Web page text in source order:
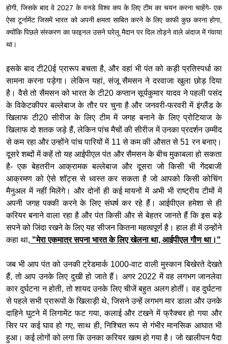
होगी, जिसके बाद वे 2027 के वनडे विश्व कप के लिए टीम का चयन करना चाहेंगे- एक
ऐसा टूर्नामेंट जिसमें भारत को अपनी क्षमता साबित करने के लिए काफी कुछ करना होगा,
क्योंकि पिछले संस्करण का फाइनल उसने घरेलू मैदान पर दिल तोड़ने वाले अंदाज में गंवाया
था।
इसके बाद टी20ई प्रारूप बचता है, और वहां भी पंत को कड़ी प्रतिस्पर्धा का
सामना करना पड़ेगा। लेकिन यहां, संजू सैमसन ने दरवाजा खुला छोड़ दिया
है। वैसे तो सैमसन को भारत के टी20 कप्तान सूर्यकुमार यादव ने पहली पसंद
के विकेटकीपर बल्लेबाज के तौर पर चुना है और जनवरी-फरवरी में इंग्लैंड के
खिलाफ टी20 सीरीज के लिए टीम में जगह बनाने के लिए प्रोटियाज के
खिलाफ दो शतक जड़े हैं, लेकिन पांच मैचों की सीरीज में उनका प्रदर्शन उम्मीद
से कम रहा और उन्होंने पांच पारियों में 11 से कम की औसत से 51 रन बनाए।
दूसरे शब्दों में कहें तो यह आईपीएल पंत और सैमसन के बीच मुकाबला हो सकता
है- एक बेहतरीन आक्रामक बल्लेबाज और दूसरा जो किसी भी गेंदबाजी
आक्रमण को ऐसे शॉट्स से ध्वस्त कर सकता है जो आपको किसी कोचिंग
मैनुअल में नहीं मिलेंगे। और दोनों ही कई मायनों में अभी भी राष्ट्रीय टीमों में
अपनी जगह पक्की करने के लिए संघर्ष कर रहे हैं। आईपीएल हमेशा से ही
करियर बनाने वाला रहा है और पंत किसी और से बेहतर जानते हैं कि इस बड़े
सपने को जिंदा रखने के लिए यह सीजन कितना महत्वपूर्ण है। हाल ही में उन्होंने
कहा था, "मेरा एकमात्र सपना भारत के लिए खेलना था, आईपीएल गौण था।"
जब भी आप पंत को उनकी ट्रेडमार्क 1000-वाट वाली मुस्कान बिखेरते देखते
हैं, तो आप उनके लिए दुखी हो जाते हैं। अगर 2022 में वह लगभग जानलेवा
कार दुर्घटना न होती, तो शायद उनके लिए चीजें बहुत अलग होतीं। वह दुर्घटना
से पहले सभी प्रारूपों के खिलाड़ी थे, जिसने उन्हें लगभग मार डाला और उनके
दाहिने घुटने में लिगामेंट फट गया, कलाई और टखने में फ्रैक्चर हो गया और
सिर पर कई घाव हो गए, साथ ही, निश्चित रूप से गंभीर मानसिक आघात भी
हुआ। कई लोगों को लगा कि उनका करियर खत्म हो गया है। जो खालीपन पैदा